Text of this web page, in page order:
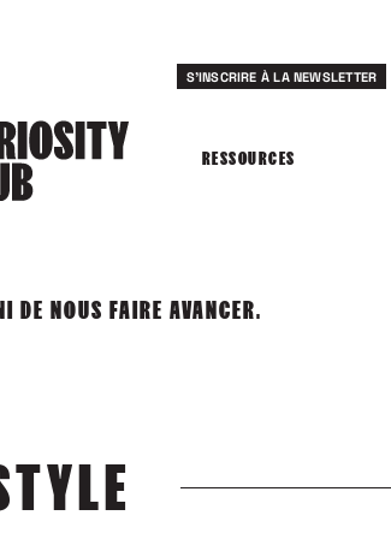
RESSOURCES
S'INSCRIRE À LA NEWSLETTER
DE NOUS FAIRE AVANCER.